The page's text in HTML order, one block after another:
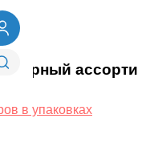
ассорти
в упаковках